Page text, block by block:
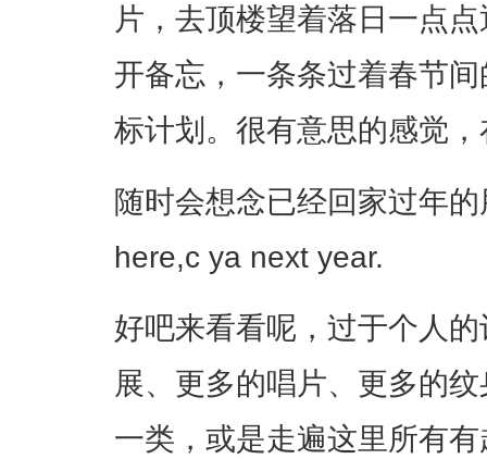
片，去顶楼望着落日一点
开备忘，一条条过着春节
标计划。很有意思的感觉
随时会想念已经回家过年
here,c ya next year.
好吧来看看呢，过于个人
展、更多的唱片、更多的
一类，或是走遍这里所有